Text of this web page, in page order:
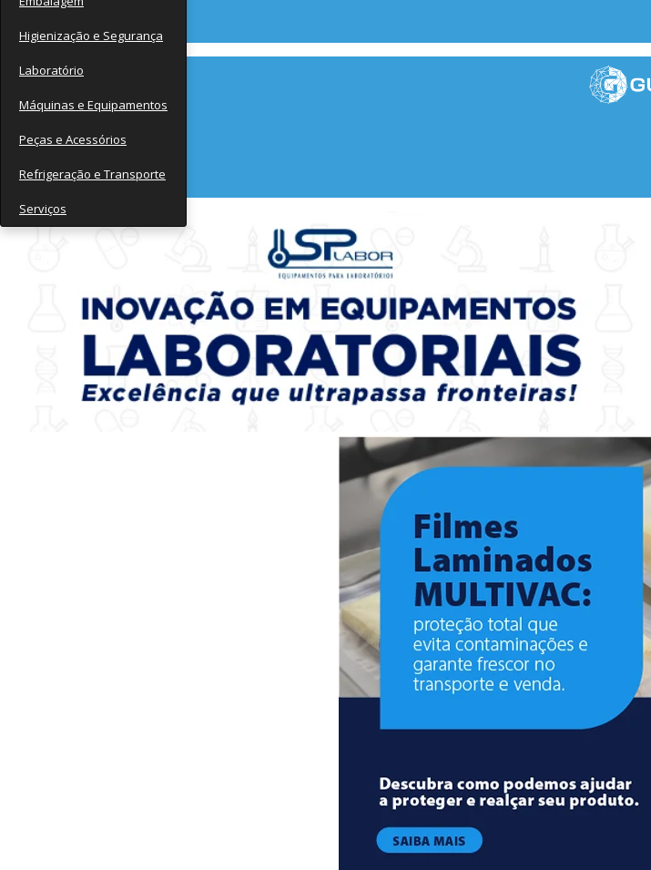
Higienização e Segurança
Laboratório
Máquinas e Equipamentos
Peças e Acessórios
Refrigeração e Transporte
Serviços